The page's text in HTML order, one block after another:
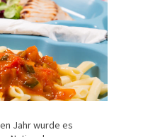
Jahr wurde es